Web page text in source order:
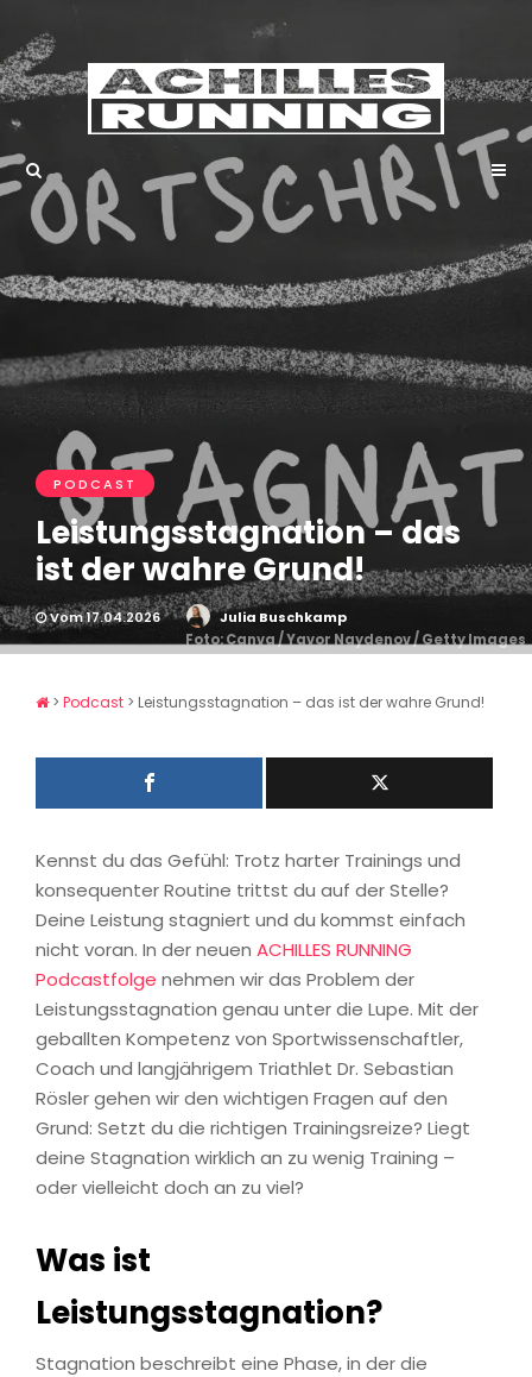
PODCAST
Leistungsstagnation – das
ist der wahre Grund!
Vom 17.04.2026
Julia Buschkamp
Foto: Canva / Yavor Naydenov / Getty Images
> Podcast > Leistungsstagnation – das ist der wahre Grund!
Kennst du das Gefühl: Trotz harter Trainings und
konsequenter Routine trittst du auf der Stelle?
Deine Leistung stagniert und du kommst einfach
nicht voran. In der neuen ACHILLES RUNNING
Podcastfolge nehmen wir das Problem der
Leistungsstagnation genau unter die Lupe. Mit der
geballten Kompetenz von Sportwissenschaftler,
Coach und langjährigem Triathlet Dr. Sebastian
Rösler gehen wir den wichtigen Fragen auf den
Grund: Setzt du die richtigen Trainingsreize? Liegt
deine Stagnation wirklich an zu wenig Training –
oder vielleicht doch an zu viel?
Was ist
Leistungsstagnation?
Stagnation beschreibt eine Phase, in der die